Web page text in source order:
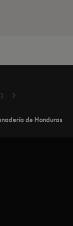
de Honduras